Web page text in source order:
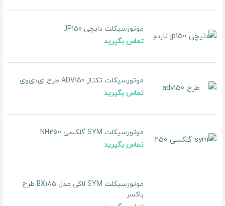
موتورسیکلت دایچی JP150
تماس بگیرید
موتورسیکلت تکتاز ADV150 طرح ای‌دی‌وی
تماس بگیرید
موتورسیکلت SYM گلکسی NH250
تماس بگیرید
موتورسیکلت SYM لاکی مدل ‌BX185 طرح
باکسر